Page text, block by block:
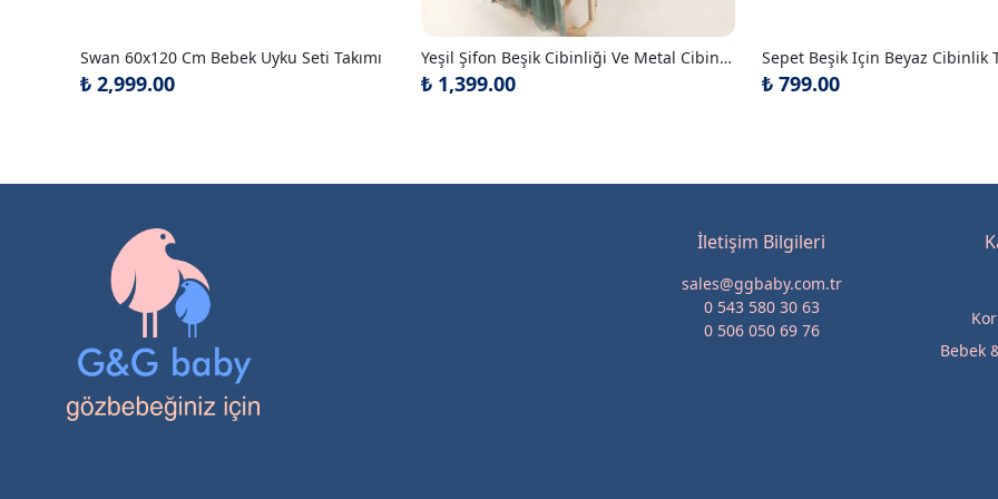
Swan 60x120 Cm Bebek Uyku Seti Takımı
₺ 2,999.00
Yeşil Şifon Beşik Cibinliği Ve Metal Cibinlik Askısı
₺ 1,399.00 ₺ 799.00
Bebek
İletişim Bilgileri
sales@ggbaby.com.tr
0 543 580 30 63
0 506 050 69 76